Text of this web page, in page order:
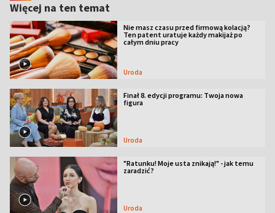
Więcej na ten temat
Nie masz czasu przed firmową kolacją?
Ten patent uratuje każdy makijaż po
całym dniu pracy
Uroda
Finał 8. edycji programu: Twoja nowa
figura
Uroda
"Ratunku! Moje usta znikają!" - jak temu
zaradzić?
Uroda